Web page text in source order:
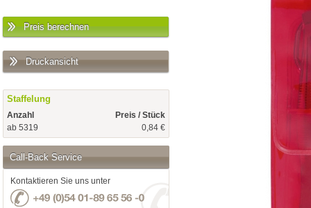
Preis berechnen
Druckansicht
Staffelung
Anzahl
Preis / Stück
ab 5319
0,84 €
Call-Back Service
Kontaktieren Sie uns unter